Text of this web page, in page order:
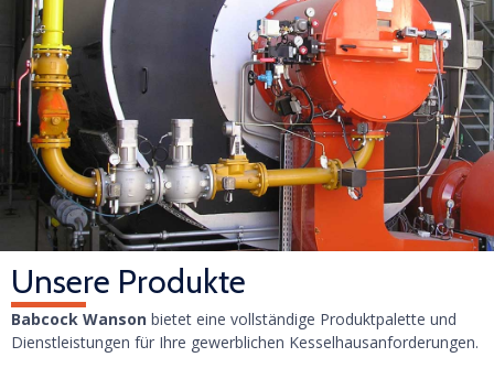
Unsere Produkte
Babcock Wanson bietet eine vollständige Produktpalette und
Dienstleistungen für Ihre gewerblichen Kesselhausanforderungen.